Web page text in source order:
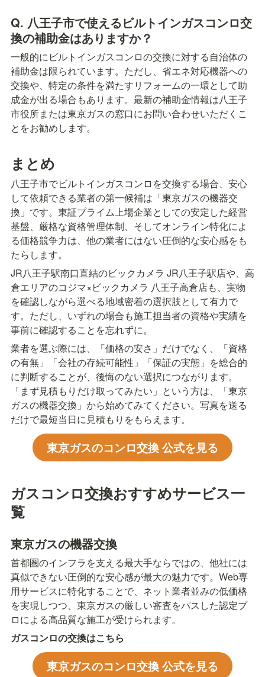
Q. 八王子市で使えるビルトインガスコンロ交
換の補助金はありますか？
一般的にビルトインガスコンロの交換に対する自治体の
補助金は限られています。ただし、省エネ対応機器への
交換や、特定の条件を満たすリフォームの一環として助
成金が出る場合もあります。最新の補助金情報は八王子
市役所または東京ガスの窓口にお問い合わせいただくこ
とをお勧めします。
まとめ
八王子市でビルトインガスコンロを交換する場合、安心
して依頼できる業者の第一候補は「東京ガスの機器交
換」です。東証プライム上場企業としての安定した経営
基盤、厳格な資格管理体制、そしてオンライン特化によ
る価格競争力は、他の業者にはない圧倒的な安心感をも
たらします。
JR八王子駅南口直結のビックカメラ JR八王子駅店や、高
倉エリアのコジマ×ビックカメラ 八王子高倉店も、実物
を確認しながら選べる地域密着の選択肢として有力で
す。ただし、いずれの場合も施工担当者の資格や実績を
事前に確認することを忘れずに。
業者を選ぶ際には、「価格の安さ」だけでなく、「資格
の有無」「会社の存続可能性」「保証の実態」を総合的
に判断することが、後悔のない選択につながります。
「まず見積もりだけ取ってみたい」という方は、「東京
ガスの機器交換」から始めてみてください。写真を送る
だけで最短当日に見積もりをもらえます。
東京ガスのコンロ交換 公式を見る
ガスコンロ交換おすすめサービス一
覧
東京ガスの機器交換
首都圏のインフラを支える最大手ならではの、他社には
真似できない圧倒的な安心感が最大の魅力です。Web専
用サービスに特化することで、ネット業者並みの低価格
を実現しつつ、東京ガスの厳しい審査をパスした認定プ
ロによる高品質な施工が受けられます。
ガスコンロの交換はこちら
東京ガスのコンロ交換 公式を見る